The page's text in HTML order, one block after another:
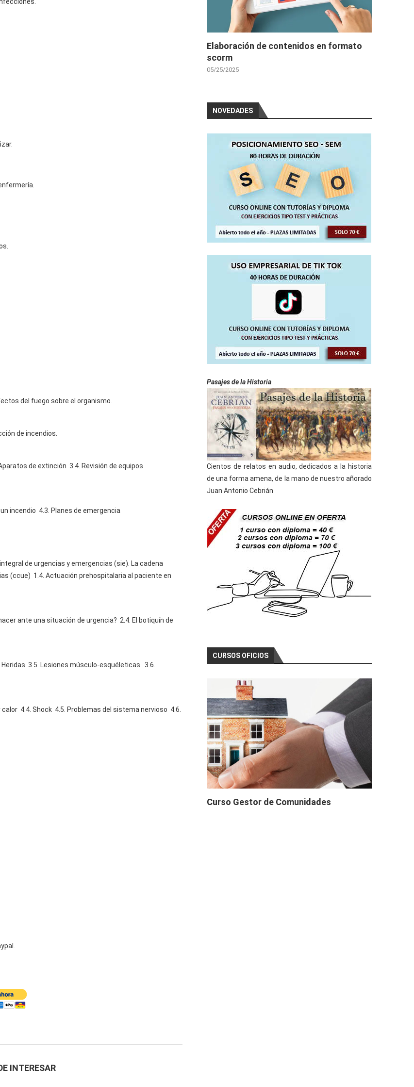
del fuego sobre el organismo.
de incendios.
de extinción 3.4. Revisión de equipos
incendio 4.3. Planes de emergencia
de urgencias y emergencias (sie). La cadena
(ccue) 1.4. Actuación prehospitalaria al paciente en
ante una situación de urgencia? 2.4. El botiquín de
3.5. Lesiones músculo-esquéleticas. 3.6.
4.4. Shock 4.5. Problemas del sistema nervioso 4.6.
INTERESAR
Elaboración de contenidos en formato
scorm
05/25/2025
NOVEDADES
Pasajes de la Historia
Cientos de relatos en audio, dedicados a la historia
de una forma amena, de la mano de nuestro añorado
Juan Antonio Cebrián
CURSOS OFICIOS
Curso Gestor de Comunidades